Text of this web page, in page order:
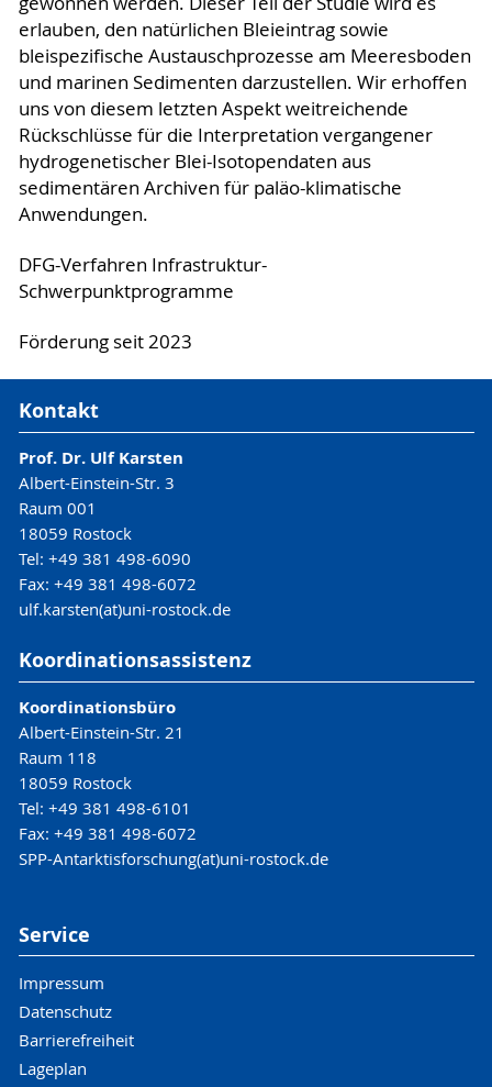
erlauben, den natürlichen Bleieintrag sowie
bleispezifische Austauschprozesse am Meeresboden
und marinen Sedimenten darzustellen. Wir erhoffen
uns von diesem letzten Aspekt weitreichende
Rückschlüsse für die Interpretation vergangener
hydrogenetischer Blei-Isotopendaten aus
sedimentären Archiven für paläo-klimatische
Anwendungen.
DFG-Verfahren Infrastruktur-
Schwerpunktprogramme
Förderung seit 2023
Kontakt
Prof. Dr. Ulf Karsten
Albert-Einstein-Str. 3
Raum 001
18059 Rostock
Tel: +49 381 498-6090
Fax: +49 381 498-6072
ulf.karsten(at)uni-rostock.de
Koordinationsassistenz
Koordinationsbüro
Albert-Einstein-Str. 21
Raum 118
18059 Rostock
Tel: +49 381 498-6101
Fax: +49 381 498-6072
SPP-Antarktisforschung(at)uni-rostock.de
Service
Impressum
Datenschutz
Barrierefreiheit
Lageplan